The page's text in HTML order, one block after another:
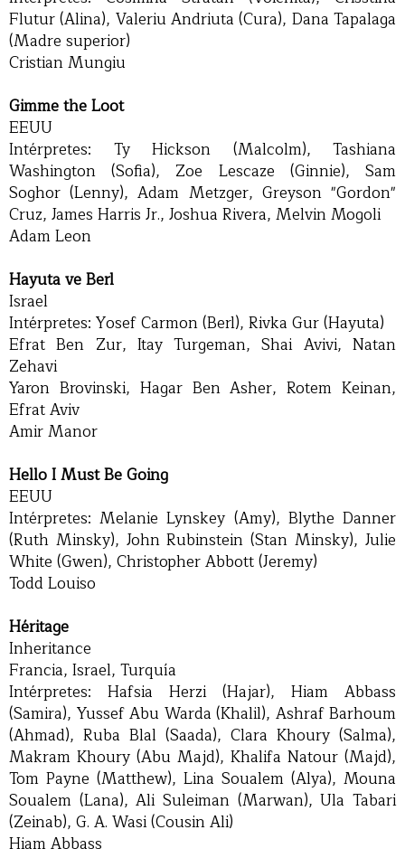
Flutur (Alina), Valeriu Andriuta (Cura), Dana Tapalaga
(Madre superior)
Cristian Mungiu
Gimme the Loot
EEUU
Intérpretes: Ty Hickson (Malcolm), Tashiana
Washington (Sofia), Zoe Lescaze (Ginnie), Sam
Soghor (Lenny), Adam Metzger, Greyson "Gordon"
Cruz, James Harris Jr., Joshua Rivera, Melvin Mogoli
Adam Leon
Hayuta ve Berl
Israel
Intérpretes: Yosef Carmon (Berl), Rivka Gur (Hayuta)
Efrat Ben Zur, Itay Turgeman, Shai Avivi, Natan
Zehavi
Yaron Brovinski, Hagar Ben Asher, Rotem Keinan,
Efrat Aviv
Amir Manor
Hello I Must Be Going
EEUU
Intérpretes: Melanie Lynskey (Amy), Blythe Danner
(Ruth Minsky), John Rubinstein (Stan Minsky), Julie
White (Gwen), Christopher Abbott (Jeremy)
Todd Louiso
Héritage
Inheritance
Francia, Israel, Turquía
Intérpretes: Hafsia Herzi (Hajar), Hiam Abbass
(Samira), Yussef Abu Warda (Khalil), Ashraf Barhoum
(Ahmad), Ruba Blal (Saada), Clara Khoury (Salma),
Makram Khoury (Abu Majd), Khalifa Natour (Majd),
Tom Payne (Matthew), Lina Soualem (Alya), Mouna
Soualem (Lana), Ali Suleiman (Marwan), Ula Tabari
(Zeinab), G. A. Wasi (Cousin Ali)
Hiam Abbass